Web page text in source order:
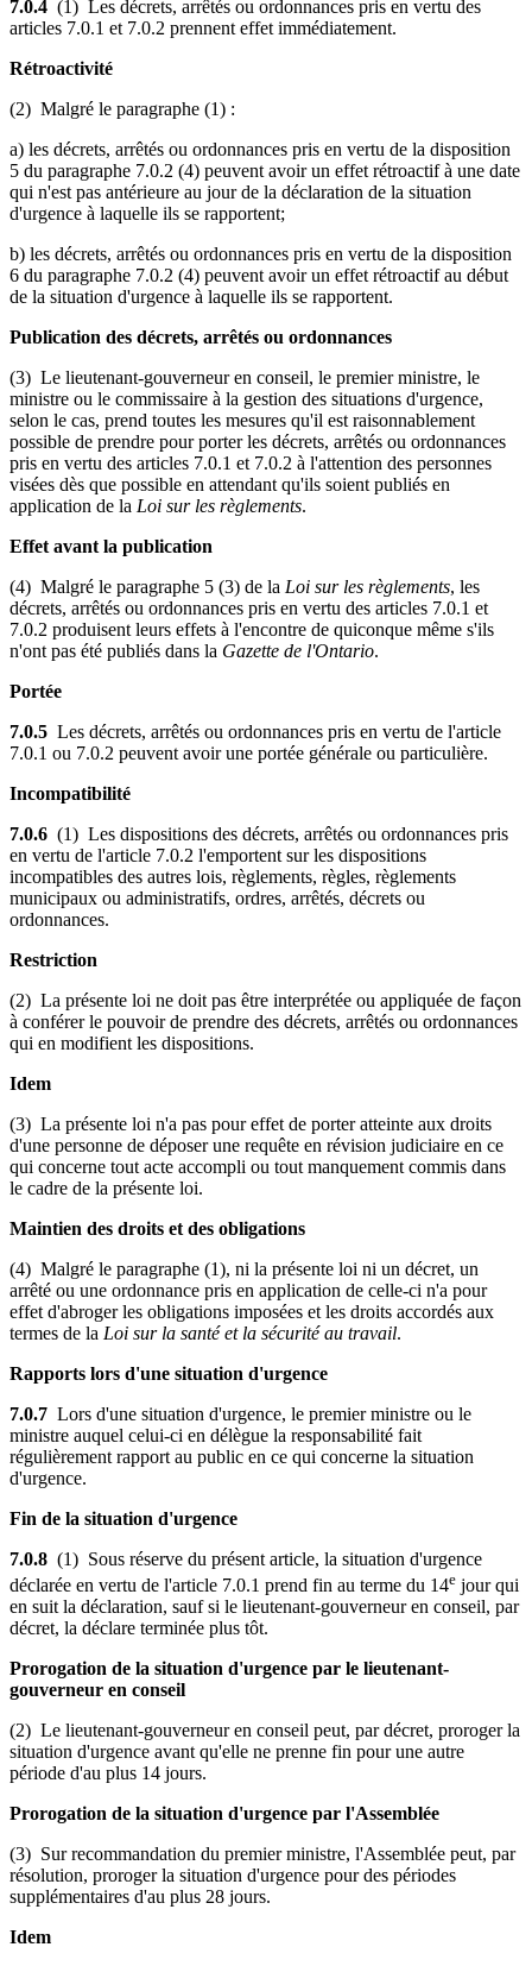
7.0.4 (1) Les décrets, arrêtés ou ordonnances pris en vertu des
articles 7.0.1 et 7.0.2 prennent effet immédiatement.
Rétroactivité
(2) Malgré le paragraphe (1) :
a) les décrets, arrêtés ou ordonnances pris en vertu de la disposition
5 du paragraphe 7.0.2 (4) peuvent avoir un effet rétroactif à une date
qui n'est pas antérieure au jour de la déclaration de la situation
d'urgence à laquelle ils se rapportent;
b) les décrets, arrêtés ou ordonnances pris en vertu de la disposition
6 du paragraphe 7.0.2 (4) peuvent avoir un effet rétroactif au début
de la situation d'urgence à laquelle ils se rapportent.
Publication des décrets, arrêtés ou ordonnances
(3) Le lieutenant-gouverneur en conseil, le premier ministre, le
ministre ou le commissaire à la gestion des situations d'urgence,
selon le cas, prend toutes les mesures qu'il est raisonnablement
possible de prendre pour porter les décrets, arrêtés ou ordonnances
pris en vertu des articles 7.0.1 et 7.0.2 à l'attention des personnes
visées dès que possible en attendant qu'ils soient publiés en
application de la Loi sur les règlements.
Effet avant la publication
(4) Malgré le paragraphe 5 (3) de la Loi sur les règlements, les
décrets, arrêtés ou ordonnances pris en vertu des articles 7.0.1 et
7.0.2 produisent leurs effets à l'encontre de quiconque même s'ils
n'ont pas été publiés dans la Gazette de l'Ontario.
Portée
7.0.5 Les décrets, arrêtés ou ordonnances pris en vertu de l'article
7.0.1 ou 7.0.2 peuvent avoir une portée générale ou particulière.
Incompatibilité
7.0.6 (1) Les dispositions des décrets, arrêtés ou ordonnances pris
en vertu de l'article 7.0.2 l'emportent sur les dispositions
incompatibles des autres lois, règlements, règles, règlements
municipaux ou administratifs, ordres, arrêtés, décrets ou
ordonnances.
Restriction
(2) La présente loi ne doit pas être interprétée ou appliquée de façon
à conférer le pouvoir de prendre des décrets, arrêtés ou ordonnances
qui en modifient les dispositions.
Idem
(3) La présente loi n'a pas pour effet de porter atteinte aux droits
d'une personne de déposer une requête en révision judiciaire en ce
qui concerne tout acte accompli ou tout manquement commis dans
le cadre de la présente loi.
Maintien des droits et des obligations
(4) Malgré le paragraphe (1), ni la présente loi ni un décret, un
arrêté ou une ordonnance pris en application de celle-ci n'a pour
effet d'abroger les obligations imposées et les droits accordés aux
termes de la Loi sur la santé et la sécurité au travail.
Rapports lors d'une situation d'urgence
7.0.7 Lors d'une situation d'urgence, le premier ministre ou le
ministre auquel celui-ci en délègue la responsabilité fait
régulièrement rapport au public en ce qui concerne la situation
d'urgence.
Fin de la situation d'urgence
7.0.8 (1) Sous réserve du présent article, la situation d'urgence
déclarée en vertu de l'article 7.0.1 prend fin au terme du 14e jour qui
en suit la déclaration, sauf si le lieutenant-gouverneur en conseil, par
décret, la déclare terminée plus tôt.
Prorogation de la situation d'urgence par le lieutenant-
gouverneur en conseil
(2) Le lieutenant-gouverneur en conseil peut, par décret, proroger la
situation d'urgence avant qu'elle ne prenne fin pour une autre
période d'au plus 14 jours.
Prorogation de la situation d'urgence par l'Assemblée
(3) Sur recommandation du premier ministre, l'Assemblée peut, par
résolution, proroger la situation d'urgence pour des périodes
supplémentaires d'au plus 28 jours.
Idem